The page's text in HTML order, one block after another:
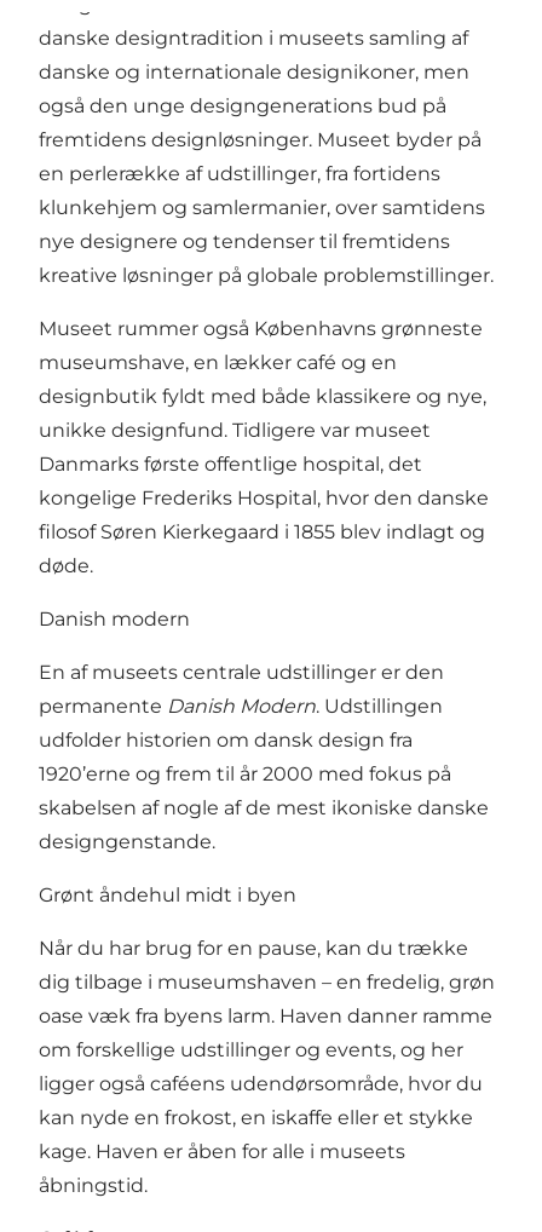
danske designtradition i museets samling af
danske og internationale designikoner, men
også den unge designgenerations bud på
fremtidens designløsninger. Museet byder på
en perlerække af udstillinger, fra fortidens
klunkehjem og samlermanier, over samtidens
nye designere og tendenser til fremtidens
kreative løsninger på globale problemstillinger.
Museet rummer også Københavns grønneste
museumshave, en lækker café og en
designbutik fyldt med både klassikere og nye,
unikke designfund. Tidligere var museet
Danmarks første offentlige hospital, det
kongelige Frederiks Hospital, hvor den danske
filosof Søren Kierkegaard i 1855 blev indlagt og
døde.
Danish modern
En af museets centrale udstillinger er den
permanente Danish Modern. Udstillingen
udfolder historien om dansk design fra
1920’erne og frem til år 2000 med fokus på
skabelsen af nogle af de mest ikoniske danske
designgenstande.
Grønt åndehul midt i byen
Når du har brug for en pause, kan du trække
dig tilbage i museumshaven – en fredelig, grøn
oase væk fra byens larm. Haven danner ramme
om forskellige udstillinger og events, og her
ligger også caféens udendørsområde, hvor du
kan nyde en frokost, en iskaffe eller et stykke
kage. Haven er åben for alle i museets
åbningstid.